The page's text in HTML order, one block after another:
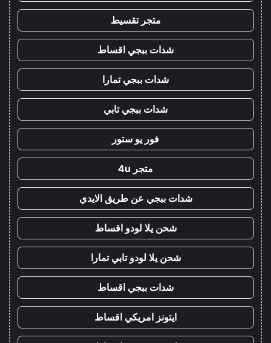
متجر تقسيط
شدات ببجي اقساط
شدات ببجي تمارا
شدات ببجي تابي
فور يو ستور
متجر 4u
شدات ببجي عن طريق الايدي
شحن يلا لودو اقساط
شحن يلا لودو تابي تمارا
شدات ببجي اقساط
ايتونز امريكي اقساط